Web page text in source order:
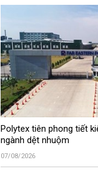
Polytex tiên phong tiết
ngành dệt nhuộm
07/08/2026